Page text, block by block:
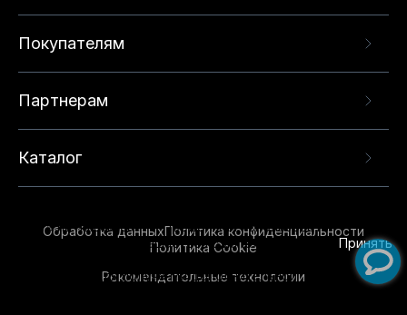
Покупателям
Партнерам
Каталог
Обработка данныхПолитика конфиденциальности
Политика Cookie
Рекомендательные технологии
опыта на нашем сайте. Продолжая использовать
данный сайт, вы соглашаетесь с использованием
технологий. Для получения дополнительной
Принять